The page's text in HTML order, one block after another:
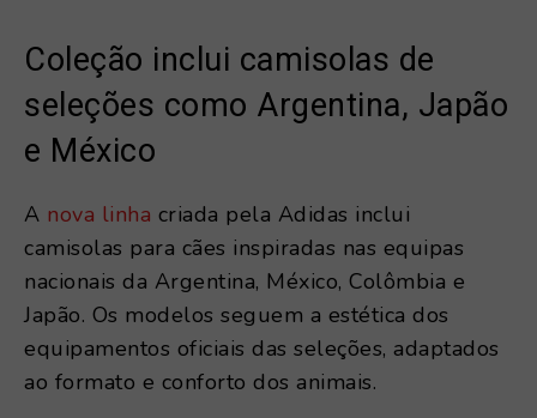
Coleção inclui camisolas de
seleções como Argentina, Japão
e México
A nova linha criada pela Adidas inclui
camisolas para cães inspiradas nas equipas
nacionais da Argentina, México, Colômbia e
Japão. Os modelos seguem a estética dos
equipamentos oficiais das seleções, adaptados
ao formato e conforto dos animais.